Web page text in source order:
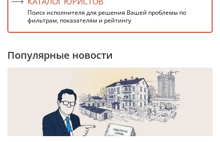
Поиск исполнителя для решения Вашей проблемы по
фильтрам, показателям и рейтингу
Популярные новости